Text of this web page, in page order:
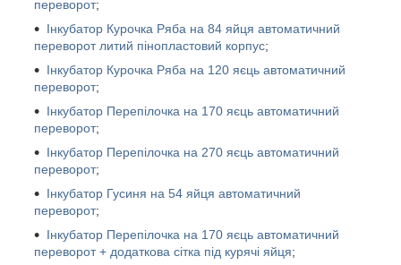
переворот;
Інкубатор Курочка Ряба на 84 яйця автоматичний
переворот литий пінопластовий корпус;
Інкубатор Курочка Ряба на 120 яєць автоматичний
переворот;
Інкубатор Перепілочка на 170 яєць автоматичний
переворот;
Інкубатор Перепілочка на 270 яєць автоматичний
переворот;
Інкубатор Гусиня на 54 яйця автоматичний
переворот;
Інкубатор Перепілочка на 170 яєць автоматичний
переворот + додаткова сітка під курячі яйця;